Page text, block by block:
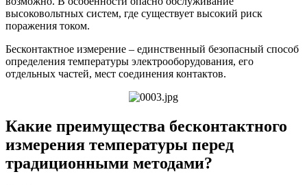
высоковольтных систем, где существует высокий риск
поражения током.
Бесконтактное измерение – единственный безопасный способ
определения температуры электрооборудования, его
отдельных частей, мест соединения контактов.
Какие преимущества бесконтактного
измерения температуры перед
традиционными методами?